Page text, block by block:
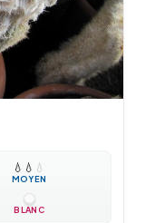
💧 💧 💧
MOYEN
BLANC